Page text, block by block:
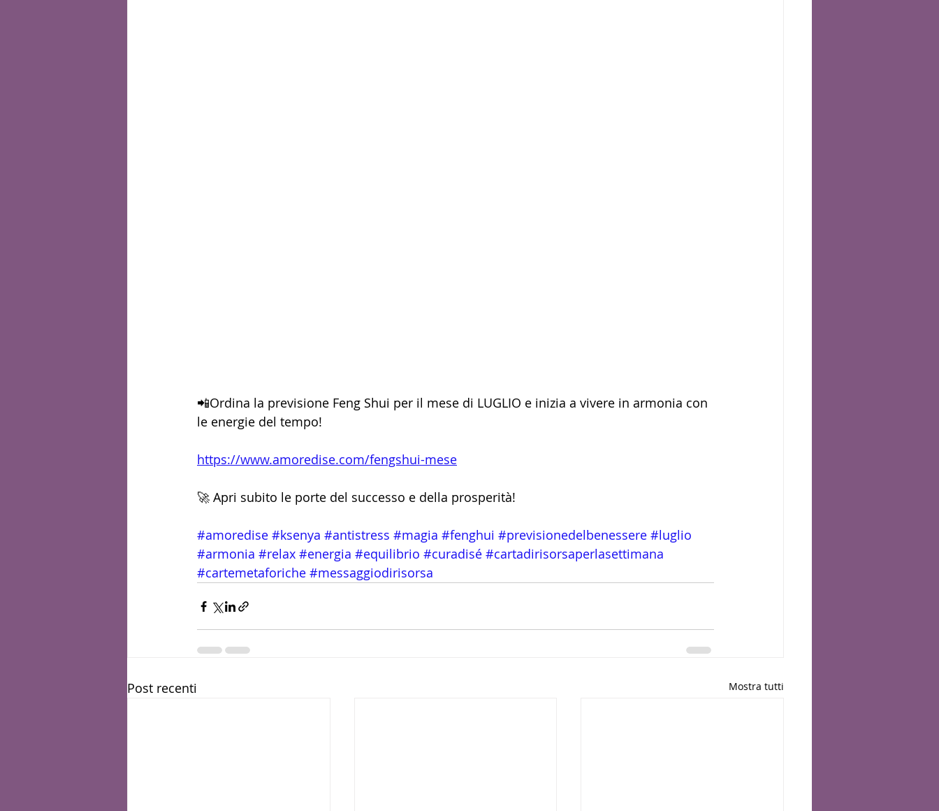
📲Ordina la previsione Feng Shui per il mese di LUGLIO e inizia a vivere in armonia con
le energie del tempo!
https://www.amoredise.com/fengshui-mese
🚀 Apri subito le porte del successo e della prosperità!
#amoredise #ksenya #antistress #magia #fenghui #previsionedelbenessere #luglio
#armonia #relax #energia #equilibrio #curadisé #cartadirisorsaperlasettimana
#cartemetaforiche #messaggiodirisorsa
Post recenti Mostra tutti